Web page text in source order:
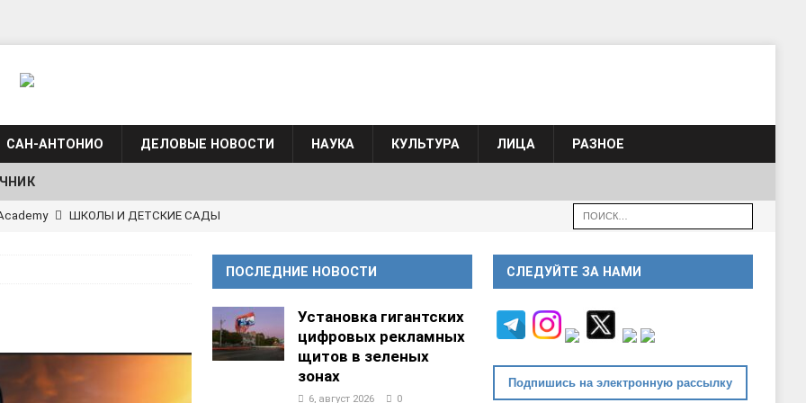
САН-АНТОНИО ДЕЛОВЫЕ НОВОСТИ НАУКА КУЛЬТУРА ЛИЦА РАЗНОЕ
ДЕКЛАРАЦИЙ ФИНАНСЫ И БУХГАЛТЕРСКИЙ УЧЕТ
при культурном центре “Наш Техас” ШКОЛЫ И
СТУДИИ
ПОСЛЕДНИЕ НОВОСТИ
Установка гигантских
цифровых рекламных
щитов в зеленых
зонах
6, август 2026 0
СЛЕДУЙТЕ ЗА НАМИ
Подпишись на электронную рассылку